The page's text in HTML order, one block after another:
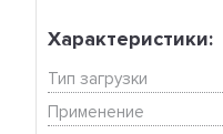
Характеристики:
Тип загрузки
Применение